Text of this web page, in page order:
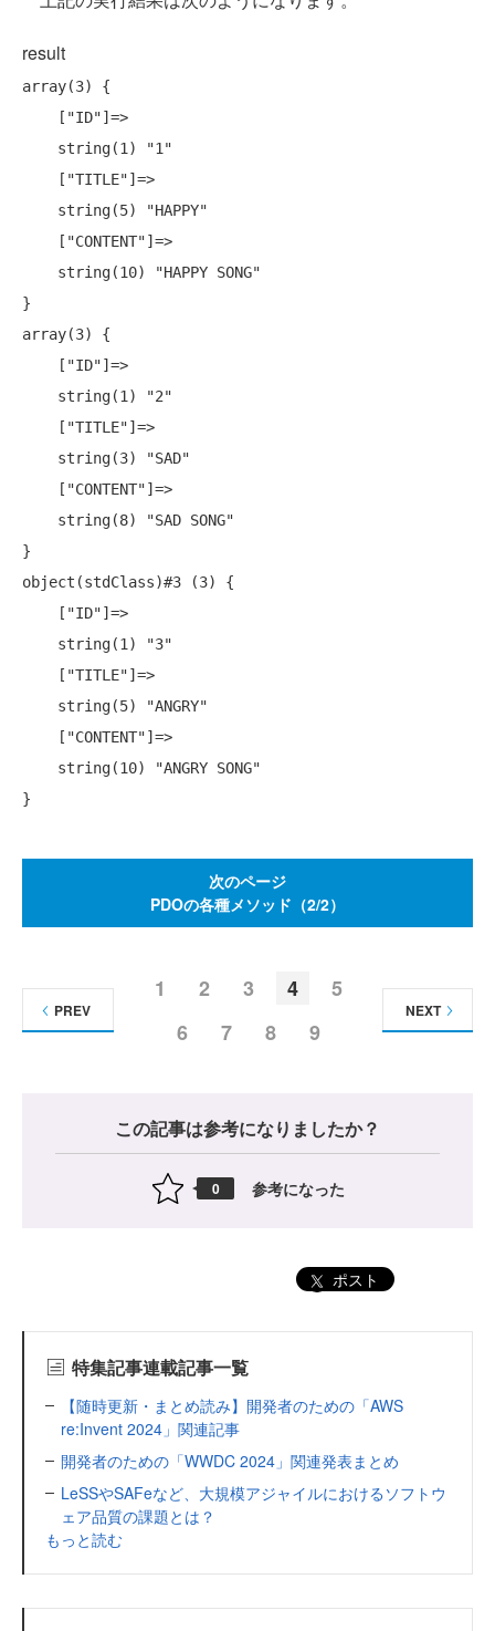
result
array(3) {
}
array(3) {
}
object(stdClass)#3 (3) {
次のページ
PDOの各種メソッド（2/2）
1 2 3 4
5
6
7 8 9
PREV NEXT
この記事は参考になりましたか？
0 参考になった
ポスト
特集記事連載記事一覧
【随時更新・まとめ読み】開発者のための「AWS
re:Invent 2024」関連記事
開発者のための「WWDC 2024」関連発表まとめ
LeSSやSAFeなど、大規模アジャイルにおけるソフトウ
ェア品質の課題とは？
もっと読む